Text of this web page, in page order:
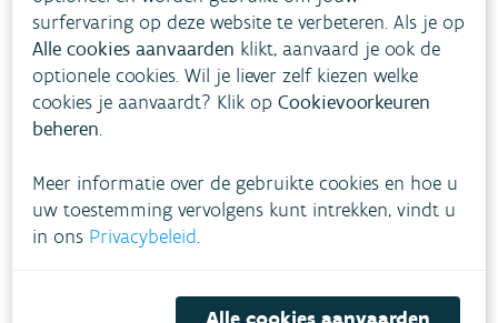
snelheidsbeperking van 90 km/u op ringwegen
en op een aantal secties van autosnelwegen in de
buurt van woonzones.
Actuele waarden
surfervaring op deze website te verbeteren. Als je op
Alle cookies aanvaarden klikt, aanvaard je ook de
optionele cookies. Wil je liever zelf kiezen welke
cookies je aanvaardt? Klik opCookievoorkeuren
beheren.
Meer informatie over de gebruikte cookies en hoe u
uw toestemming vervolgens kunt intrekken, vindt u
in ons Privacybeleid.